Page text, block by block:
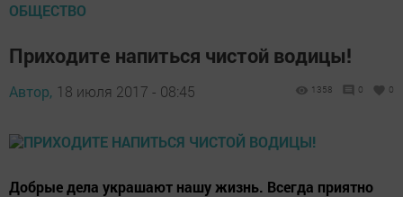
ОБЩЕСТВО
Приходите напиться чистой водицы!
Автор, 18 июля 2017 - 08:45 1358 0 0
Добрые дела украшают нашу жизнь. Всегда приятно